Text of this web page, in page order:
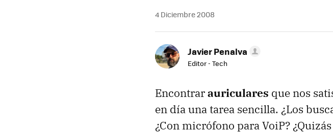
4 Diciembre 2008
Javier Penalva
Editor - Tech
Encontrarauriculares que nos
en día una tarea sencilla. ¿Los
¿Con micrófono para VoiP?